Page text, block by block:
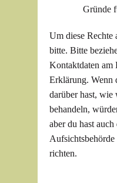
Gründe
Um diese Rechte
bitte. Bitte
Kontaktdaten am
Erklärung. Wenn
darüber hast, wie
behandeln,
aber du hast
Aufsichtsbehörde
richten.